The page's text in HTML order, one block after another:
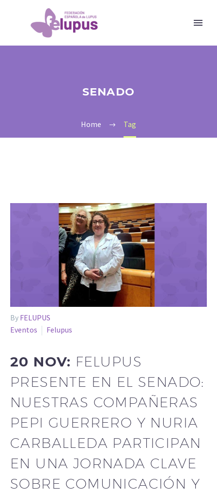
SENADO
Home Tag
By FELUPUS
Eventos
Felupus
20 NOV: FELUPUS
PRESENTE EN EL SENADO:
NUESTRAS COMPAÑERAS
PEPI GUERRERO Y NURIA
CARBALLEDA PARTICIPAN
EN UNA JORNADA CLAVE
SOBRE COMUNICACIÓN Y